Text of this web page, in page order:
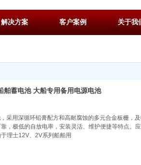
解决方案 客户案例 关于我
舶蓄电池 大船专用备用电源电池
采用深循环铅膏配方和高耐腐蚀的多元合金板栅，
，极低的自放电率，安装灵活、维护便捷等特点。
理士12V、2V系列船舶用